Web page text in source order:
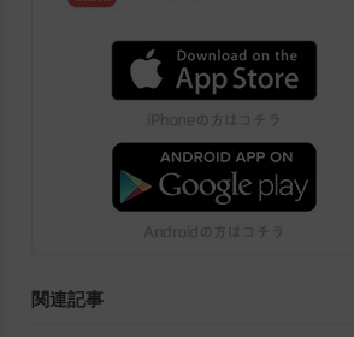
関連記事